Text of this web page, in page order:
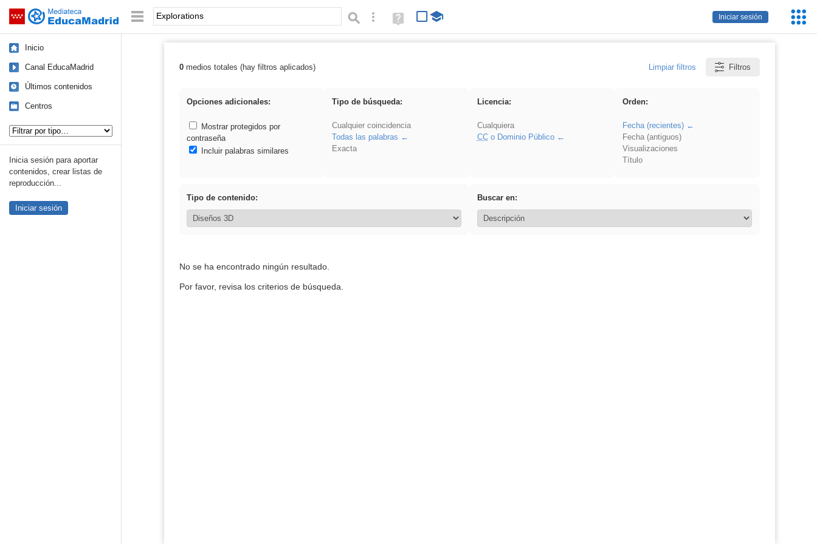
Saltar navegación
Iniciar sesión
Palabra o frase: Búsqueda avanzada
Ayuda
(en
Inicio
Canal EducaMadrid
Últimos contenidos
Centros
Inicia sesión para aportar
contenidos, crear listas de
reproducción...
Iniciar sesión
Resultados de: Explorations
0medios totales (hay filtros aplicados) Limpiar filtros Filtros
Opciones adicionales:
Mostrar protegidos por
contraseña
Incluir palabras similares
Tipo de búsqueda:
Cualquier coincidencia
Todas las palabras
Exacta
Licencia:
Cualquiera
CCo Dominio Público
Orden:
Fecha (recientes)
Fecha (antiguos)
Visualizaciones
Título
Tipo de contenido: Buscar en:
No se ha encontrado ningún resultado.
Por favor, revisa los criterios de búsqueda.